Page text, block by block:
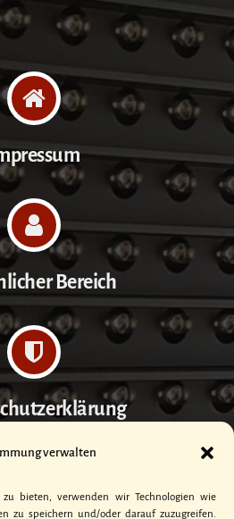
verwalten
bieten, verwenden wir Technologien wie
zu speichern und/oder darauf zuzugreifen.
Bereich